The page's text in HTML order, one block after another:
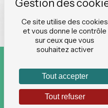
Ce site utilise des cookies
et vous donne le contrôle
sur ceux que vous
souhaitez activer
Tout accepter
Tout refuser